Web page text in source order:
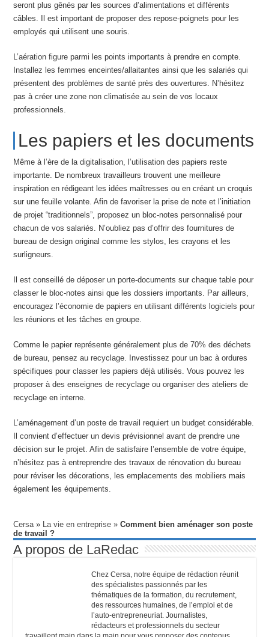
seront plus gênés par les sources d’alimentations et différents
câbles. Il est important de proposer des repose-poignets pour les
employés qui utilisent une souris.
L’aération figure parmi les points importants à prendre en compte.
Installez les femmes enceintes/allaitantes ainsi que les salariés qui
présentent des problèmes de santé près des ouvertures. N’hésitez
pas à créer une zone non climatisée au sein de vos locaux
professionnels.
Les papiers et les documents
Même à l’ère de la digitalisation, l’utilisation des papiers reste
importante. De nombreux travailleurs trouvent une meilleure
inspiration en rédigeant les idées maîtresses ou en créant un croquis
sur une feuille volante. Afin de favoriser la prise de note et l’initiation
de projet “traditionnels”, proposez un bloc-notes personnalisé pour
chacun de vos salariés. N’oubliez pas d’offrir des fournitures de
bureau de design original comme les stylos, les crayons et les
surligneurs.
Il est conseillé de déposer un porte-documents sur chaque table pour
classer le bloc-notes ainsi que les dossiers importants. Par ailleurs,
encouragez l’économie de papiers en utilisant différents logiciels pour
les réunions et les tâches en groupe.
Comme le papier représente généralement plus de 70% des déchets
de bureau, pensez au recyclage. Investissez pour un bac à ordures
spécifiques pour classer les papiers déjà utilisés. Vous pouvez les
proposer à des enseignes de recyclage ou organiser des ateliers de
recyclage en interne.
L’aménagement d’un poste de travail requiert un budget considérable.
Il convient d’effectuer un devis prévisionnel avant de prendre une
décision sur le projet. Afin de satisfaire l’ensemble de votre équipe,
n’hésitez pas à entreprendre des travaux de rénovation du bureau
pour réviser les décorations, les emplacements des mobiliers mais
également les équipements.
Cersa» La vie en entreprise »Comment bien aménager son poste
de travail ?
A propos de LaRedac
Chez Cersa, notre équipe de rédaction réunit
des spécialistes passionnés par les
thématiques de la formation, du recrutement,
des ressources humaines, de l’emploi et de
l’auto-entrepreneuriat. Journalistes,
rédacteurs et professionnels du secteur